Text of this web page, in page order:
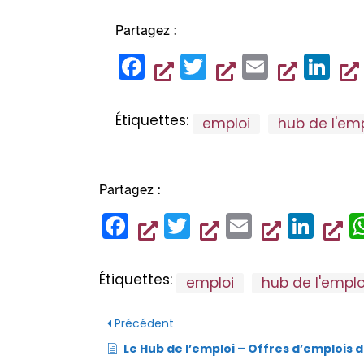
Partagez :
F
a
c
o
o
k
T
wi
tt
E
m
ai
Li
n
k
Étiquettes: emploi hub de
Partagez :
F
a
c
b
o
T
wi
tt
E
m
ai
Li
n
k
n
Étiquettes: emploi hub de
Précédent
Le Hub de l’emploi – Offres d’emplois de